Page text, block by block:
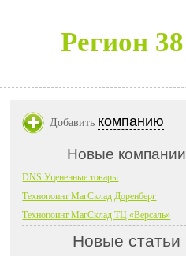
Регион 38
Добавить компанию
Новые компании
DNS Уцененные товары
Технопоинт МагСклад Доренберг
Технопоинт МагСклад ТЦ «Версаль»
Новые статьи